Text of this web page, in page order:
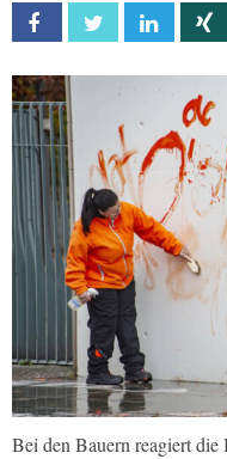
Facebook Twitter Linkedin
Bei den Bauern reagiert